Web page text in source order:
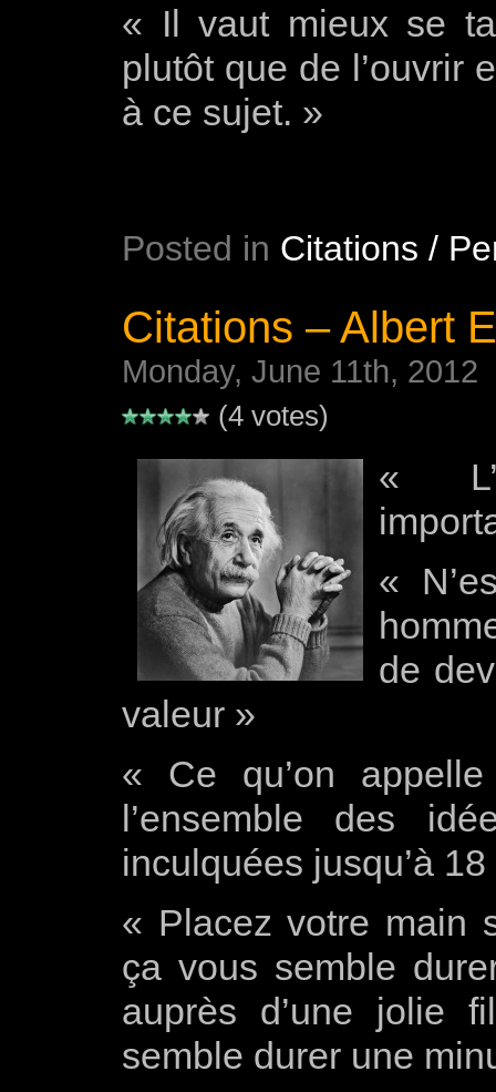
« Il vaut mieux se
plutôt que de l’ouvrir
à ce sujet. »
Posted in Citations /
Citations – Albert
Monday, June 11th, 2012
(4 votes)
«
«
de
valeur »
« Ce qu’on
l’ensemble des
inculquées jusqu’à
« Placez votre main
ça vous semble
auprès d’une jolie
semble durer une